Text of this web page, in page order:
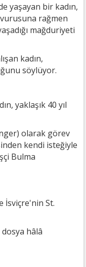
yaşayan bir kadın,
rağmen
mağduriyeti
kadın,
söylüyor.
yaklaşık 40 yıl
olarak görev
kendi isteğiyle
Bulma
İsviçre'nin St.
hâlâ